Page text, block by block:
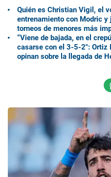
Quién es Christian Vigil, el
entrenamiento con Modric y
torneos de menores más
“Viene de bajada, en el
casarse con el 3-5-2″: Ortiz
opinan sobre la llegada de